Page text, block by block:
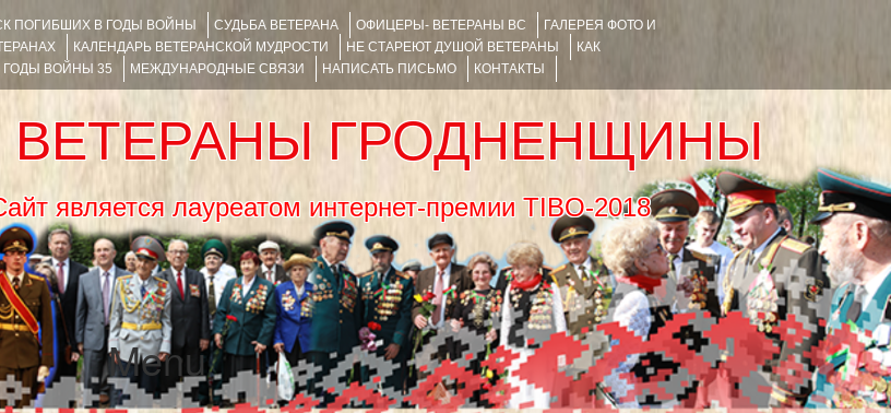
ПОГИБШИХ В ГОДЫ ВОЙНЫ СУДЬБА ВЕТЕРАНА ОФИЦЕРЫ- ВЕТЕРАНЫ ВС
ГАЛЕРЕЯ ФОТО И
КАЛЕНДАРЬ ВЕТЕРАНСКОЙ МУДРОСТИ НЕ СТАРЕЮТ ДУШОЙ ВЕТЕРАНЫ
КАК
ВОЙНЫ 35 МЕЖДУНАРОДНЫЕ СВЯЗИ НАПИСАТЬ ПИСЬМО КОНТАКТЫ
ВЕТЕРАНЫ ГРОДНЕНЩИНЫ
является лауреатом интернет-премии TIBO-2018
Menu